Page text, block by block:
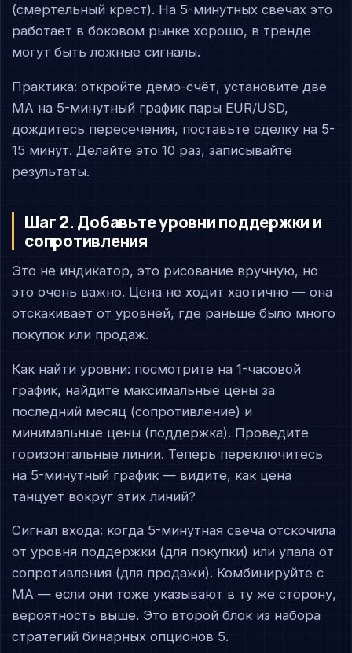
(смертельный крест). На 5-минутных свечах это
работает в боковом рынке хорошо, в тренде
могут быть ложные сигналы.
Практика: откройте демо-счёт, установите две
MA на 5-минутный график пары EUR/USD,
дождитесь пересечения, поставьте сделку на 5-
15 минут. Делайте это 10 раз, записывайте
результаты.
Шаг 2. Добавьте уровни поддержки и
сопротивления
Это не индикатор, это рисование вручную, но
это очень важно. Цена не ходит хаотично — она
отскакивает от уровней, где раньше было много
покупок или продаж.
Как найти уровни: посмотрите на 1-часовой
график, найдите максимальные цены за
последний месяц (сопротивление) и
минимальные цены (поддержка). Проведите
горизонтальные линии. Теперь переключитесь
на 5-минутный график — видите, как цена
танцует вокруг этих линий?
Сигнал входа: когда 5-минутная свеча отскочила
от уровня поддержки (для покупки) или упала от
сопротивления (для продажи). Комбинируйте с
MA — если они тоже указывают в ту же сторону,
вероятность выше. Это второй блок из набора
стратегий бинарных опционов 5.